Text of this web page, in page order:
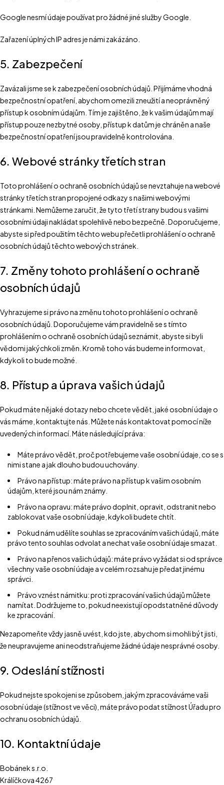
Google nesmí údaje používat pro žádné jiné služby Google.
Zařazení úplných IP adres je námi zakázáno.
5. Zabezpečení
Zavázali jsme se k zabezpečení osobních údajů. Přijímáme vhodná
bezpečnostní opatření, abychom omezili zneužití a neoprávněný
přístup k osobním údajům. Tím je zajištěno, že k vašim údajům mají
přístup pouze nezbytné osoby, přístup k datům je chráněn a naše
bezpečnostní opatření jsou pravidelně kontrolována.
6. Webové stránky třetích stran
Toto prohlášení o ochraně osobních údajů se nevztahuje na webové
stránky třetích stran propojené odkazy s našimi webovými
stránkami. Nemůžeme zaručit, že tyto třetí strany budou s vašimi
osobními údaji nakládat spolehlivě nebo bezpečně. Doporučujeme,
abyste si před použitím těchto webu přečetli prohlášení o ochraně
osobních údajů těchto webových stránek.
7. Změny tohoto prohlášení o ochraně
osobních údajů
Vyhrazujeme si právo na změnu tohoto prohlášení o ochraně
osobních údajů. Doporučujeme vám pravidelně se s tímto
prohlášením o ochraně osobních údajů seznámit, abyste si byli
vědomi jakýchkoli změn. Kromě toho vás budeme informovat,
kdykoli to bude možné.
8. Přístup a úprava vašich údajů
Pokud máte nějaké dotazy nebo chcete vědět, jaké osobní údaje o
vás máme, kontaktujte nás. Můžete nás kontaktovat pomocí níže
uvedených informací. Máte následující práva:
Máte právo vědět, proč potřebujeme vaše osobní údaje, co se s
nimi stane a jak dlouho budou uchovány.
Právo na přístup: máte právo na přístup k vašim osobním
údajům, které jsou nám známy.
Právo na opravu: máte právo doplnit, opravit, odstranit nebo
zablokovat vaše osobní údaje, kdykoli budete chtít.
Pokud nám udělíte souhlas se zpracováním vašich údajů, máte
právo tento souhlas odvolat a nechat vaše osobní údaje smazat.
Právo na přenos vašich údajů: máte právo vyžádat si od správce
všechny vaše osobní údaje a v celém rozsahu je předat jinému
správci.
Právo vznést námitku: proti zpracování vašich údajů můžete
namítat. Dodržujeme to, pokud neexistují opodstatněné důvody
ke zpracování.
Nezapomeňte vždy jasně uvést, kdo jste, abychom si mohli být jisti,
že neupravujeme ani neodstraňujeme žádné údaje nesprávné osoby.
9. Odeslání stížnosti
Pokud nejste spokojeni se způsobem, jakým zpracováváme vaši
osobní údaje (stížnost ve věci), máte právo podat stížnost Úřadu pro
ochranu osobních údajů.
10. Kontaktní údaje
Bobánek s.r.o.
Králíčkova 4267